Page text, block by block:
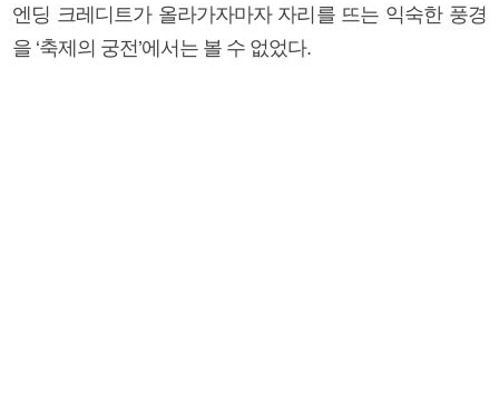
엔딩 크레디트가 올라가자마자 자리를 뜨는 익숙한 풍경
을 ‘축제의 궁전’에서는 볼 수 없었다.